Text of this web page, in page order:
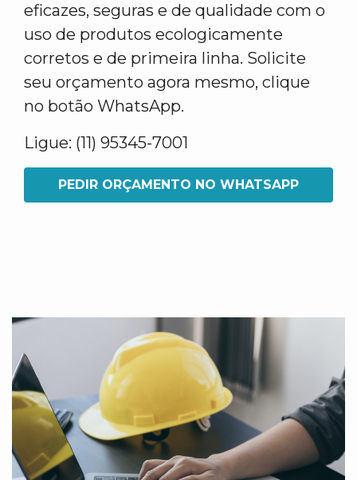
eficazes, seguras e de qualidade com o
uso de produtos ecologicamente
corretos e de primeira linha. Solicite
seu orçamento agora mesmo, clique
no botão WhatsApp.
Ligue: (11) 95345-7001
PEDIR ORÇAMENTO NO WHATSAPP